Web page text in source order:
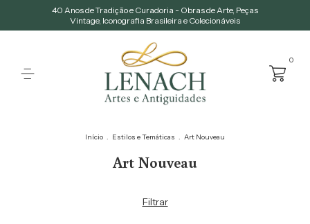
40 Anos de Tradição e Curadoria - Obras de Arte, Peças
Vintage, Iconografia Brasileira e Colecionáveis
0
Início . Estilos e Temáticas . Art Nouveau
Art Nouveau
Filtrar